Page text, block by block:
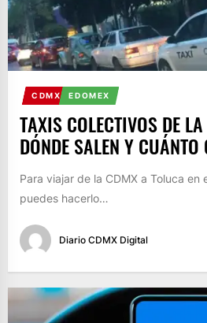
CDMX EDOMEX
TAXIS COLECTIVOS DE
DÓNDE SALEN Y CUÁNTO
Para viajar de la CDMX a Toluca en
puedes hacerlo…
Diario CDMX Digital